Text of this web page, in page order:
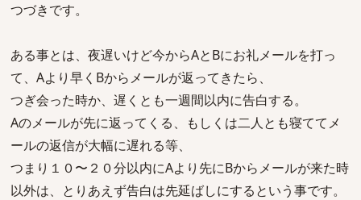
つづきです。
ある事とは、夜遅いけど今からAとBにお礼メールを打っ
て、Aより早くBからメールが返ってきたら、
つぎ会った時か、遅くとも一週間以内に告白する。
Aのメールが先に返ってくる、もしくは二人とも寝ててメ
ールの返信が大幅に遅れる等、
つまり１０〜２０分以内にAより先にBからメールが来た時
以外は、とりあえず告白は先延ばしにするという事です。